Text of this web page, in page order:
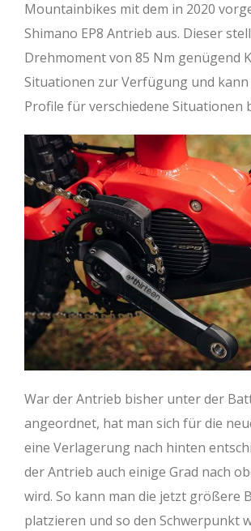
Mountainbikes mit dem in 2020
Shimano EP8 Antrieb aus. Dieser
Drehmoment von 85 Nm genügend
Situationen zur Verfügung und kann
Profile für verschiedene Situationen
War der Antrieb bisher unter der
angeordnet, hat man sich für die
eine Verlagerung nach hinten
der Antrieb auch einige Grad nach
wird. So kann man die jetzt größere
platzieren und so den Schwerpunkt